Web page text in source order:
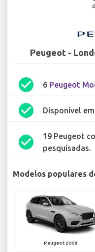
Peugeot -
check_circle 6 Peugeot
check_circle Disponível
check_circle
19 Peugeot
pesquisadas.
Modelos populares
Peugeot 2008